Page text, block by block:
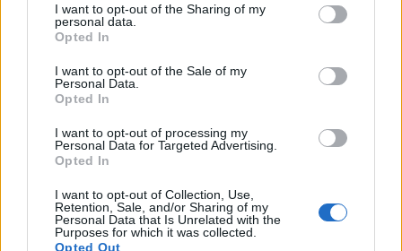
I want to opt-out of the Sharing of my
personal data.
Opted In
I want to opt-out of the Sale of my
Personal Data.
Opted In
I want to opt-out of processing my
Personal Data for Targeted Advertising.
Opted In
I want to opt-out of Collection, Use,
Retention, Sale, and/or Sharing of my
Personal Data that Is Unrelated with the
Purposes for which it was collected.
Opted Out
Τζο Μπάιντεν: «Ο καρκίνος έχει εξαπλωθεί, είναι πολύ
ΣΧΕΤΙΚA AΡΘΡΑ